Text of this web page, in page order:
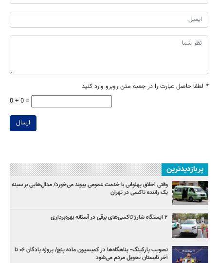
* لطفا حاصل عبارت را در جعبه متن روبرو وارد کنید
0 + 0 =
ارسال
پربازدیدترین
وقتی اخلاق پهلوانی با خدمت عمومی پیوند می‌خورد/ مدال‌هایی بر سینه
یک راننده تاکسی در تهران
۲ ایستگاه شارژ تاکسی‌های برقی در آستانه بهره‌برداری
تصویب پارکینگ- پناهگاه‌ها در کمیسیون ماده پنج/ پروژه پادگان ۰۶ تا
آخر تابستان تحویل مردم می‌شود